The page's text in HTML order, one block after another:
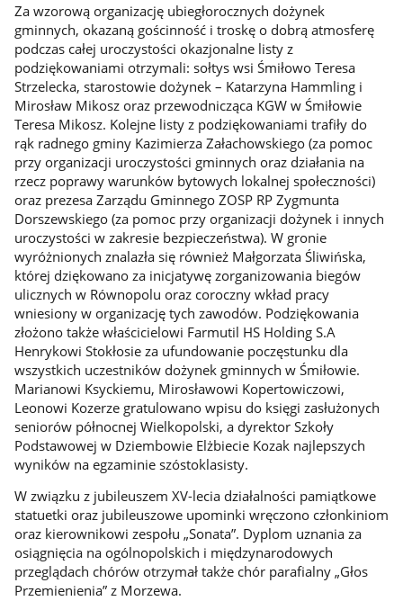
Za wzorową organizację ubiegłorocznych dożynek
gminnych, okazaną gościnność i troskę o dobrą atmosferę
podczas całej uroczystości okazjonalne listy z
podziękowaniami otrzymali: sołtys wsi Śmiłowo Teresa
Strzelecka, starostowie dożynek – Katarzyna Hammling i
Mirosław Mikosz oraz przewodnicząca KGW w Śmiłowie
Teresa Mikosz. Kolejne listy z podziękowaniami trafiły do
rąk radnego gminy Kazimierza Załachowskiego (za pomoc
przy organizacji uroczystości gminnych oraz działania na
rzecz poprawy warunków bytowych lokalnej społeczności)
oraz prezesa Zarządu Gminnego ZOSP RP Zygmunta
Dorszewskiego (za pomoc przy organizacji dożynek i innych
uroczystości w zakresie bezpieczeństwa). W gronie
wyróżnionych znalazła się również Małgorzata Śliwińska,
której dziękowano za inicjatywę zorganizowania biegów
ulicznych w Równopolu oraz coroczny wkład pracy
wniesiony w organizację tych zawodów. Podziękowania
złożono także właścicielowi Farmutil HS Holding S.A
Henrykowi Stokłosie za ufundowanie poczęstunku dla
wszystkich uczestników dożynek gminnych w Śmiłowie.
Marianowi Ksyckiemu, Mirosławowi Kopertowiczowi,
Leonowi Kozerze gratulowano wpisu do księgi zasłużonych
seniorów północnej Wielkopolski, a dyrektor Szkoły
Podstawowej w Dziembowie Elżbiecie Kozak najlepszych
wyników na egzaminie szóstoklasisty.
W związku z jubileuszem XV-lecia działalności pamiątkowe
statuetki oraz jubileuszowe upominki wręczono członkiniom
oraz kierownikowi zespołu „Sonata”. Dyplom uznania za
osiągnięcia na ogólnopolskich i międzynarodowych
przeglądach chórów otrzymał także chór parafialny „Głos
Przemienienia” z Morzewa.